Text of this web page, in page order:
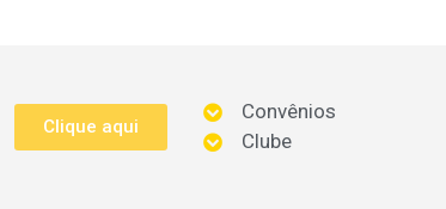
Clique aqui
Convênios
Clube